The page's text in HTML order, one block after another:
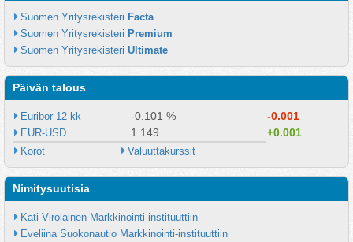
Suomen Yritysrekisteri Facta
Suomen Yritysrekisteri Premium
Suomen Yritysrekisteri Ultimate
Päivän talous
Euribor 12 kk -0.101 % -0.001
EUR-USD 1.149 +0.001
Korot Valuuttakurssit
Nimitysuutisia
Kati Virolainen Markkinointi-instituuttiin
Eveliina Suokonautio Markkinointi-instituuttiin